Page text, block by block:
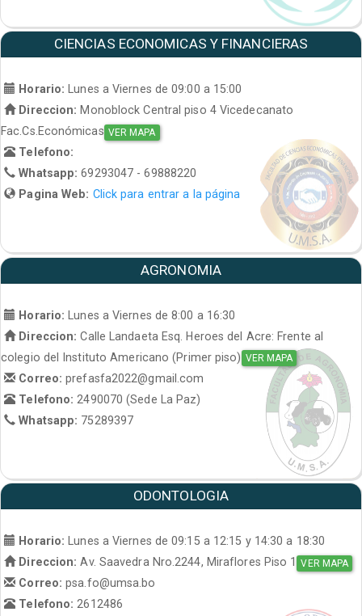
CIENCIAS ECONOMICAS Y FINANCIERAS
Horario: Lunes a Viernes de 09:00 a 15:00
Direccion: Monoblock Central piso 4 Vicedecanato
Fac.Cs.Económicas VER MAPA
Telefono:
Whatsapp:69293047 - 69888220
Pagina Web: Click para entrar a la página
AGRONOMIA
Horario:
Lunes a Viernes de 8:00 a 16:30
Direccion: Calle Landaeta Esq. Heroes del Acre: Frente al
colegio del Instituto Americano (Primer piso) VER MAPA
Correo:prefasfa2022@gmail.com
Telefono: 2490070 (Sede La Paz)
Whatsapp: 75289397
ODONTOLOGIA
Horario: Lunes a Viernes de 09:15 a 12:15 y 14:30 a 18:30
Direccion: Av. Saavedra Nro.2244, Miraflores Piso 1 VER MAPA
Correo:psa.fo@umsa.bo
Telefono:2612486